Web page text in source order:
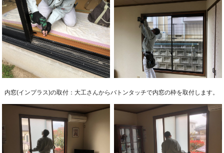
内窓(インプラス)の取付：大工さんからバトンタッチで内窓の枠を取付します。